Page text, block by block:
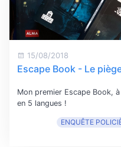
15/08/2018
Escape Book - Le
Mon premier Escape Book,
en 5 langues !
ENQUÊTE